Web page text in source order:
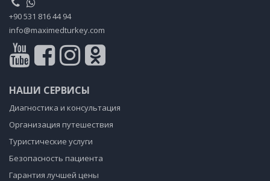
+90 531 816 44 94
info@maximedturkey.com
НАШИ СЕРВИСЫ
Диагностика и консультация
Организация путешествия
Туристические услуги
Безопасность пациента
Гарантия лучшей цены